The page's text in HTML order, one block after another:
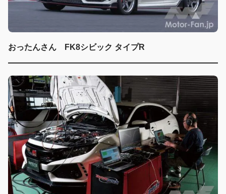
おったんさん FK8シビック タイプR